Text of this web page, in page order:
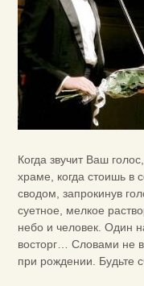
Когда звучит Ваш
храме, когда стоишь в
сводом, запрокинув
суетное, мелкое
небо и человек. Один
восторг… Словами не
при рождении. Будьте